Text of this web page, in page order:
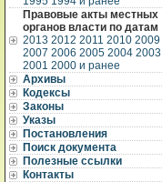
Правовые акты местных
органов власти по датам
2013 2012 2011 2010 2009
2007 2006 2005 2004 2003
2001 2000 и ранее
Архивы
Кодексы
Законы
Указы
Постановления
Поиск документа
Полезные ссылки
Контакты